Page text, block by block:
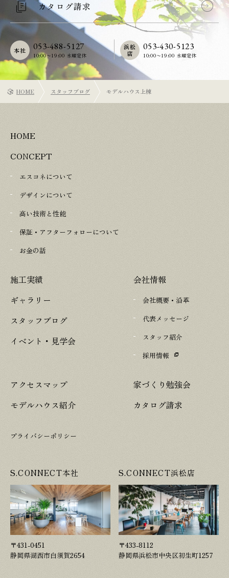
カタログ請求
053-488-5127
10:00〜19:00 水曜定休
本社 053-430-5123
10:00〜19:00 水曜定休
浜松
店
HOME スタッフブログ モデルハウス上棟
HOME
CONCEPT
エスコネについて
デザインについて
高い技術と性能
保証・アフターフォローについて
お金の話
施工実績
ギャラリー
スタッフブログ
イベント・見学会
会社情報
会社概要・沿革
代表メッセージ
スタッフ紹介
採用情報
アクセスマップ
モデルハウス紹介
家づくり勉強会
カタログ請求
プライバシーポリシー
S.CONNECT本社
〒431-0451
静岡県湖西市白須賀2654
S.CONNECT浜松店
〒433-8112
静岡県浜松市中央区初生町1257